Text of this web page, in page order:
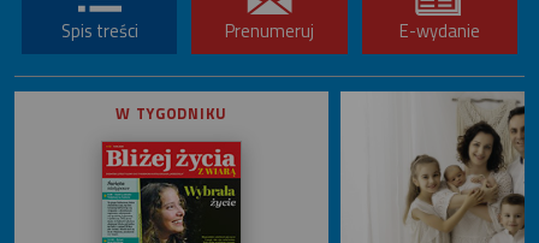
Spis treści Prenumeruj E-wydanie
W TYGODNIKU